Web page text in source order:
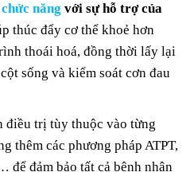
năng với sự hỗ trợ của
thúc đẩy cơ thể khoẻ hơn
thoái hoá, đồng thời lấy lại
sống và kiểm soát cơn đau
điều trị tùy thuộc vào từng
thêm các phương pháp ATPT,
để đảm bảo tất cả bệnh nhân